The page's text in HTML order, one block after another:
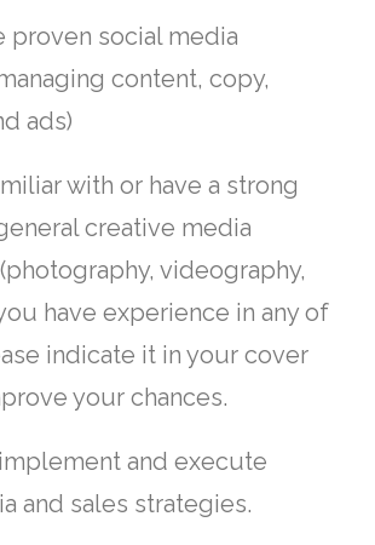
proven social media
content, copy,
ads)
with or have a strong
creative media
videography,
have experience in any of
indicate it in your cover
your chances.
and execute
and sales strategies.